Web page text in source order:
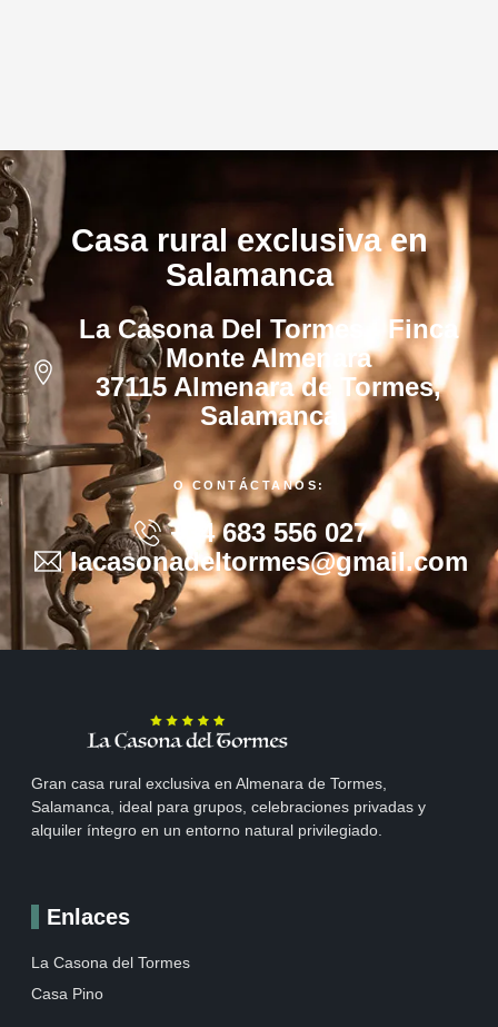
Casa rural exclusiva en
Salamanca
La Casona Del Tormes · Finca
Monte Almenara
37115 Almenara de Tormes,
Salamanca
O CONTÁCTANOS:
+34 683 556 027
lacasonadeltormes@gmail.com
Gran casa rural exclusiva en Almenara de Tormes,
Salamanca, ideal para grupos, celebraciones privadas y
alquiler íntegro en un entorno natural privilegiado.
Enlaces
La Casona del Tormes
Casa Pino